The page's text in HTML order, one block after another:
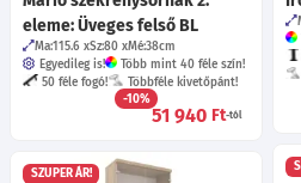
eleme: Üveges felső BL
Ma:115.6 Sz:80 Mé:38cm
Egyedileg is!
Több mint 40 féle szín!
50 féle fogó!
Többféle kivetőpánt!
-10%
51 940 Ft-tól
SZUPER ÁR!